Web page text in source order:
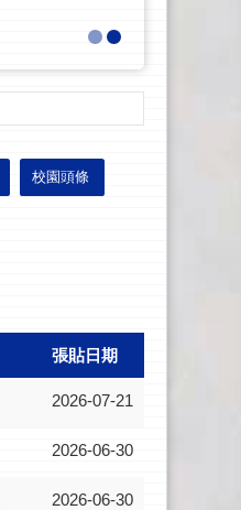
校園頭條
張貼日期
2026-07-21
2026-06-30
2026-06-30